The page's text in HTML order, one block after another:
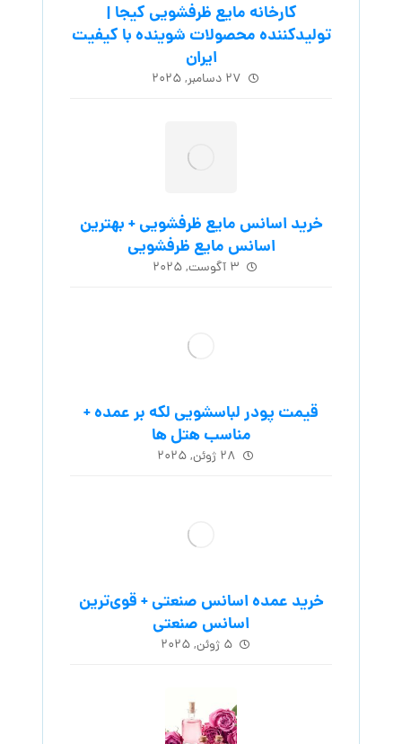
کارخانه مایع ظرفشویی کیجا |
تولیدکننده محصولات شوینده با کیفیت
ایران
۲۷ دسامبر, ۲۰۲۵
خرید اسانس مایع ظرفشویی + بهترین
اسانس مایع ظرفشویی
۳ آگوست, ۲۰۲۵
قیمت پودر لباسشویی لکه بر عمده +
مناسب هتل ها
۲۸ ژوئن, ۲۰۲۵
خرید عمده اسانس صنعتی + قوی‌ترین
اسانس‌ صنعتی
۵ ژوئن, ۲۰۲۵